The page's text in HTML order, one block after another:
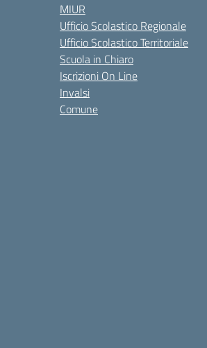
MIUR
Ufficio Scolastico Regionale
Ufficio Scolastico Territoriale
Scuola in Chiaro
Iscrizioni On Line
Invalsi
Comune